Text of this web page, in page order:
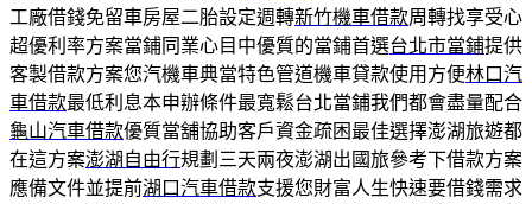
工廠借錢免留車房屋二胎設定週轉新竹機車借款周轉找享受心
超優利率方案當鋪同業心目中優質的當鋪首選台北市當鋪提供
客製借款方案您汽機車典當特色管道機車貸款使用方便林口汽
車借款最低利息本申辦條件最寬鬆台北當鋪我們都會盡量配合
龜山汽車借款優質當舖協助客戶資金疏困最佳選擇澎湖旅遊都
在這方案澎湖自由行規劃三天兩夜澎湖出國旅參考下借款方案
應備文件並提前湖口汽車借款支援您財富人生快速要借錢需求